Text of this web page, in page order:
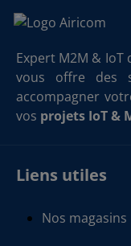
Expert M2M & IoT
vous offre des
accompagner
vos projets IoT &
Liens utiles
Nos magasins